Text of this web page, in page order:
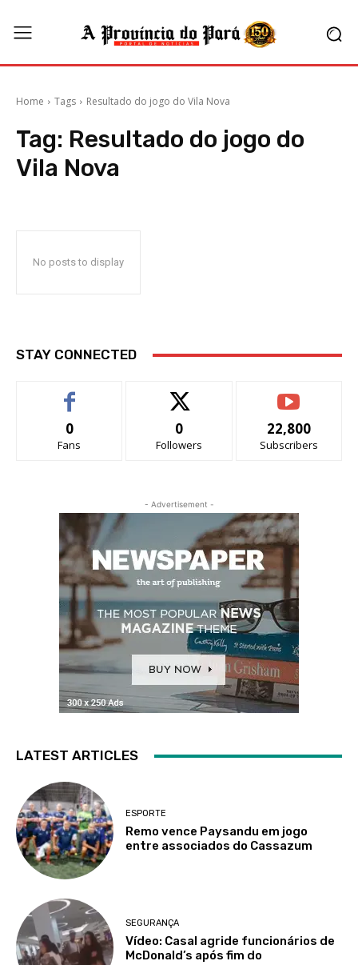
Home Tags Resultado do jogo do Vila Nova
Tag: Resultado do jogo do
Vila Nova
No posts to display
STAY CONNECTED
0
Fans
0
Followers
22,800
Subscribers
- Advertisement -
LATEST ARTICLES
ESPORTE
Remo vence Paysandu em jogo
entre associados do Cassazum
SEGURANÇA
Vídeo: Casal agride funcionários de
McDonald’s após fim do